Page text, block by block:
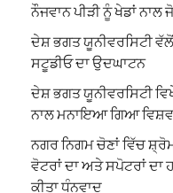
ਨੌਜਵਾਨ ਪੀੜੀ ਨੂੰ ਖੇਡਾਂ
ਦੇਸ਼ ਭਗਤ ਯੂਨੀਵਰਸਿਟੀ
ਸਟੂਡੀਓ ਦਾ ਉਦਘਾਟਨ
ਦੇਸ਼ ਭਗਤ ਯੂਨੀਵਰਸਿਟੀ
ਨਾਲ ਮਨਾਇਆ ਗਿਆ
ਨਗਰ ਨਿਗਮ ਚੋਣਾਂ ਵਿੱਚ
ਵੋਟਰਾਂ ਦਾ ਅਤੇ ਸਪੋਟਰਾਂ ਦਾ
ਕੀਤਾ ਧੰਨਵਾਦ